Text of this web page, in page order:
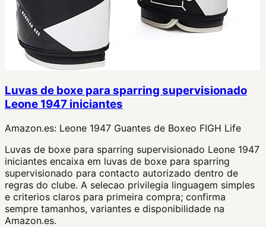
Luvas de boxe para sparring supervisionado
Leone 1947 iniciantes
Amazon.es: Leone 1947 Guantes de Boxeo FIGH Life
Luvas de boxe para sparring supervisionado Leone 1947
iniciantes encaixa em luvas de boxe para sparring
supervisionado para contacto autorizado dentro de
regras do clube. A selecao privilegia linguagem simples
e criterios claros para primeira compra; confirma
sempre tamanhos, variantes e disponibilidade na
Amazon.es.